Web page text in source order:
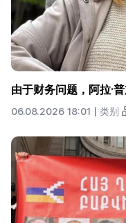
由于财务问题，阿拉·
06.08.2026 18:01 | 类别